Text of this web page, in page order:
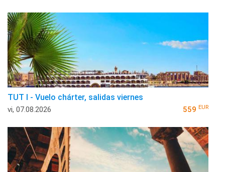
TUT I - Vuelo chárter, salidas viernes
vi, 07.08.2026 559 EUR